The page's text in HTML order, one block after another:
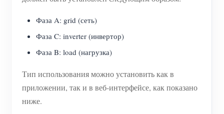
Фаза A: grid (сеть)
Фаза C: inverter (инвертор)
Фаза B: load (нагрузка)
Тип использования можно установить как в
приложении, так и в веб-интерфейсе, как показано
ниже.